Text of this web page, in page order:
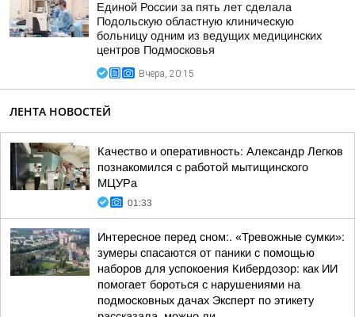
Единой России за пять лет сделала
Подольскую областную клиническую
больницу одним из ведущих медицинских
центров Подмосковья
Вчера, 20:15
ЛЕНТА НОВОСТЕЙ
Качество и оперативность: Александр Легков
познакомился с работой мытищинского
МЦУРа
01:33
Интересное перед сном:. «Тревожные сумки»:
зумеры спасаются от паники с помощью
наборов для успокоения Кибердозор: как ИИ
помогает бороться с нарушениями на
подмосковных дачах Эксперт по этикету